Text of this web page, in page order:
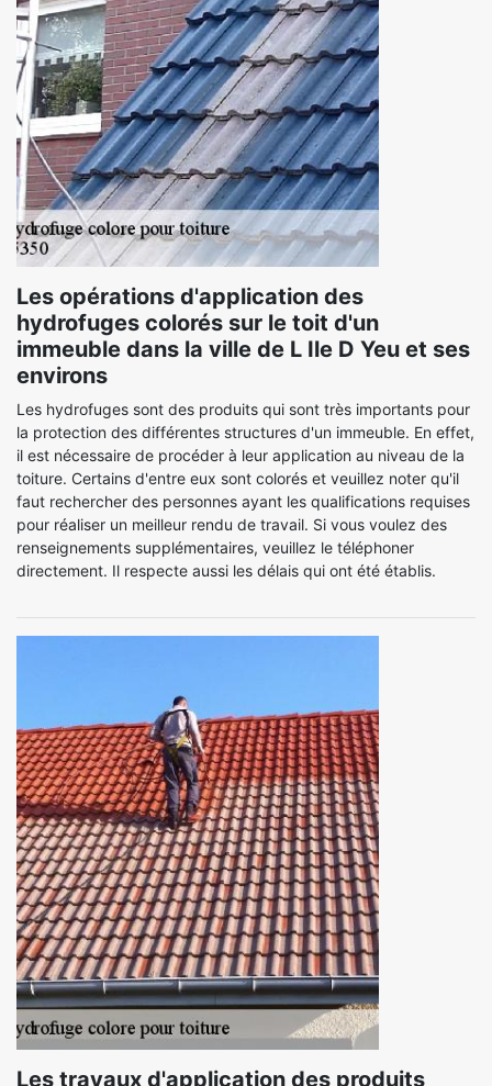
Les opérations d'application des
hydrofuges colorés sur le toit d'un
immeuble dans la ville de L Ile D Yeu et ses
environs
Les hydrofuges sont des produits qui sont très importants pour
la protection des différentes structures d'un immeuble. En effet,
il est nécessaire de procéder à leur application au niveau de la
toiture. Certains d'entre eux sont colorés et veuillez noter qu'il
faut rechercher des personnes ayant les qualifications requises
pour réaliser un meilleur rendu de travail. Si vous voulez des
renseignements supplémentaires, veuillez le téléphoner
directement. Il respecte aussi les délais qui ont été établis.
Les travaux d'application des produits